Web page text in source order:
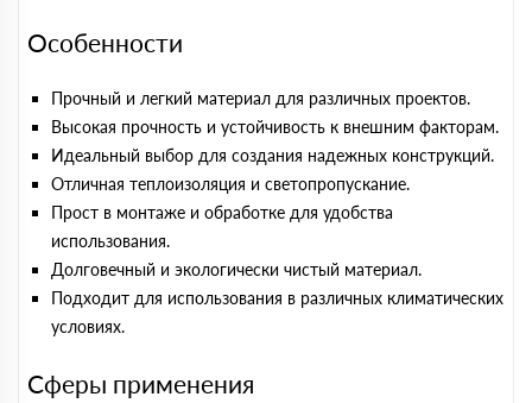
Особенности
Прочный и легкий материал для различных проектов.
Высокая прочность и устойчивость к внешним факторам.
Идеальный выбор для создания надежных конструкций.
Отличная теплоизоляция и светопропускание.
Прост в монтаже и обработке для удобства
использования.
Долговечный и экологически чистый материал.
Подходит для использования в различных климатических
условиях.
Сферы применения